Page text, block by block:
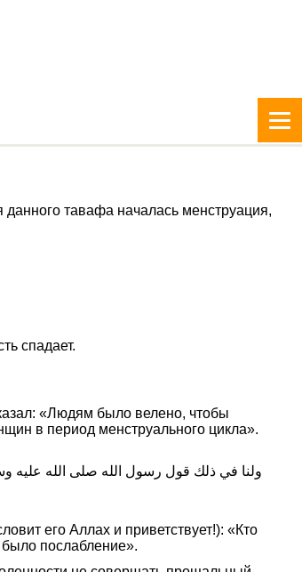
тавафа началась менструация,
спадает.
«Людям было велено, чтобы
в период менструального цикла».
ولنا في ذلك قول رسول الله صلى الله عليه
его Аллах и приветствует!): «Кто
послабление».